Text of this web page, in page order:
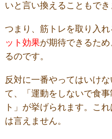
いと言い換えることもでき
つまり、筋トレを取り入
ット効果が期待できるた
るのです。
反対に一番やってはいけ
て、「運動をしないで食
ト」が挙げられます。こ
は言えません。